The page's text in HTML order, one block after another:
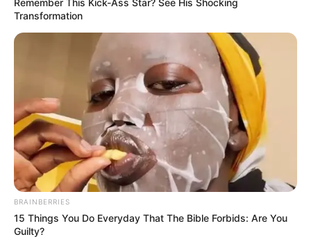
Remember This Kick-Ass Star? See His Shocking
Transformation
BRAINBERRIES
15 Things You Do Everyday That The Bible Forbids: Are You
Guilty?